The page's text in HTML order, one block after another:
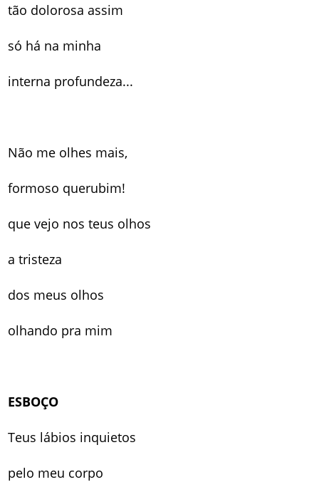
tão dolorosa assim
só há na minha
interna profundeza...
Não me olhes mais,
formoso querubim!
que vejo nos teus olhos
a tristeza
dos meus olhos
olhando pra mim
ESBOÇO
Teus lábios inquietos
pelo meu corpo